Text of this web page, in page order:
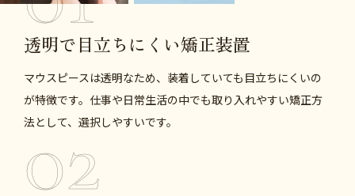
透明で目立ちにくい矯正装置
マウスピースは透明なため、装着していても目立ちにくいの
が特徴です。仕事や日常生活の中でも取り入れやすい矯正方
法として、選択しやすいです。